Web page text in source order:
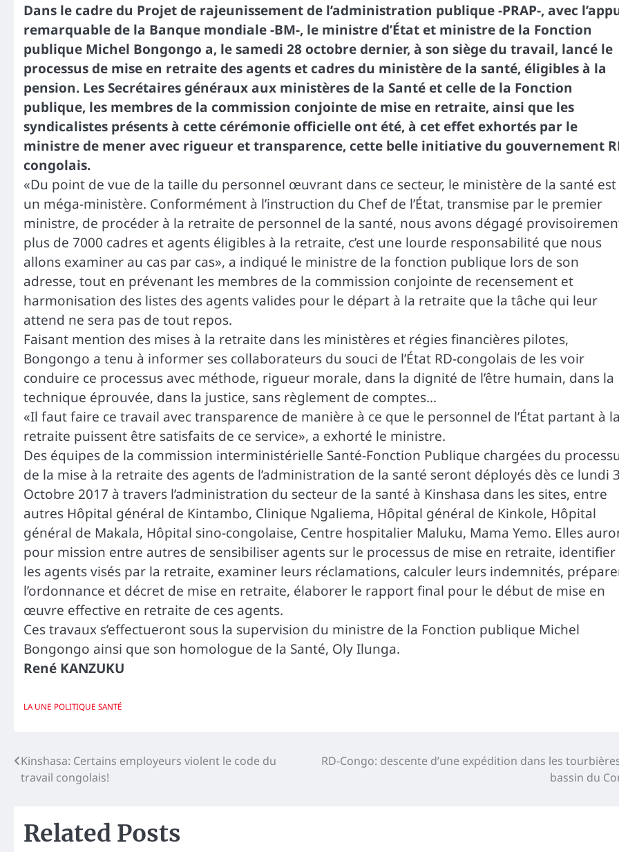
Dans le cadre du Projet de rajeunissement de l’administration publique -PRAP-, avec
remarquable de la Banque mondiale -BM-, le ministre d’État et ministre de la Fonction
publique Michel Bongongo a, le samedi 28 octobre dernier, à son siège du travail, lancé le
processus de mise en retraite des agents et cadres du ministère de la santé, éligibles à la
pension. Les Secrétaires généraux aux ministères de la Santé et celle de la Fonction
publique, les membres de la commission conjointe de mise en retraite, ainsi que les
syndicalistes présents à cette cérémonie officielle ont été, à cet effet exhortés par le
ministre de mener avec rigueur et transparence, cette belle initiative du gouvernement
congolais.
«Du point de vue de la taille du personnel œuvrant dans ce secteur, le ministère de la santé est
un méga-ministère. Conformément à l’instruction du Chef de l’État, transmise par le premier
ministre, de procéder à la retraite de personnel de la santé, nous avons dégagé
plus de 7000 cadres et agents éligibles à la retraite, c’est une lourde responsabilité que nous
allons examiner au cas par cas», a indiqué le ministre de la fonction publique lors de son
adresse, tout en prévenant les membres de la commission conjointe de recensement et
harmonisation des listes des agents valides pour le départ à la retraite que la tâche qui leur
attend ne sera pas de tout repos.
Faisant mention des mises à la retraite dans les ministères et régies financières pilotes,
Bongongo a tenu à informer ses collaborateurs du souci de l’État RD-congolais de les voir
conduire ce processus avec méthode, rigueur morale, dans la dignité de l’être humain, dans la
technique éprouvée, dans la justice, sans règlement de comptes…
«Il faut faire ce travail avec transparence de manière à ce que le personnel de l’État partant à
retraite puissent être satisfaits de ce service», a exhorté le ministre.
Des équipes de la commission interministérielle Santé-Fonction Publique chargées du
de la mise à la retraite des agents de l’administration de la santé seront déployés dès ce lundi
Octobre 2017 à travers l’administration du secteur de la santé à Kinshasa dans les sites, entre
autres Hôpital général de Kintambo, Clinique Ngaliema, Hôpital général de Kinkole, Hôpital
général de Makala, Hôpital sino-congolaise, Centre hospitalier Maluku, Mama Yemo. Elles
pour mission entre autres de sensibiliser agents sur le processus de mise en retraite, identifier
les agents visés par la retraite, examiner leurs réclamations, calculer leurs indemnités,
l’ordonnance et décret de mise en retraite, élaborer le rapport final pour le début de mise en
œuvre effective en retraite de ces agents.
Ces travaux s’effectueront sous la supervision du ministre de la Fonction publique Michel
Bongongo ainsi que son homologue de la Santé, Oly Ilunga.
René KANZUKU
LA UNE POLITIQUE SANTÉ
Navigation
Kinshasa: Certains employeurs violent le code du
travail congolais!
RD-Congo: descente d’une expédition dans les
bassin du
Related Posts